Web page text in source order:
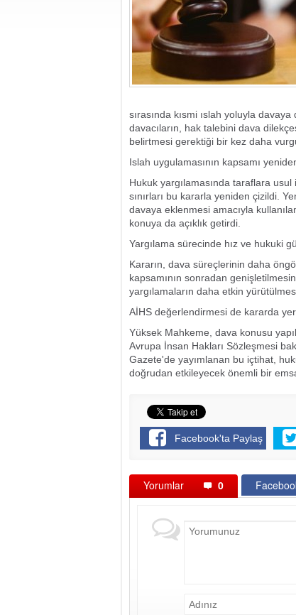
sırasında kısmi ıslah yoluyla
davacıların, hak talebini dava
belirtmesi gerektiği bir kez daha
Islah uygulamasının kapsamı
Hukuk yargılamasında taraflara
sınırları bu kararla yeniden çizildi.
davaya eklenmesi amacıyla
konuya da açıklık getirdi.
Yargılama sürecinde hız ve hukuki
Kararın, dava süreçlerinin daha
kapsamının sonradan
yargılamaların daha etkin
AİHS değerlendirmesi de kararda yer
Yüksek Mahkeme, dava konusu
Avrupa İnsan Hakları Sözleşmesi
Gazete'de yayımlanan bu içtihat,
doğrudan etkileyecek önemli bir
Facebook'ta Paylaş
Yorumlar 0